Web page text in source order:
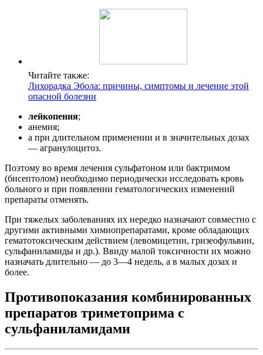
Читайте также:
Лихорадка Эбола: причины, симптомы и лечение этой
опасной болезни
лейкопения;
анемия;
а при длительном применении и в значительных дозах
— агранулоцитоз.
Поэтому во время лечения сульфатоном или бактримом
(бисептолом) необходимо периодически исследовать кровь
больного и при появлении гематологических изменений
препараты отменять.
При тяжелых заболеваниях их нередко назначают совместно с
другими активными химиопрепаратами, кроме обладающих
гематотоксическим действием (левомицетин, гризеофульвин,
сульфаниламиды и др.). Ввиду малой токсичности их можно
назначать длительно — до 3—4 недель, а в малых дозах и
более.
Противопоказания комбинированных
препаратов триметоприма с
сульфаниламидами